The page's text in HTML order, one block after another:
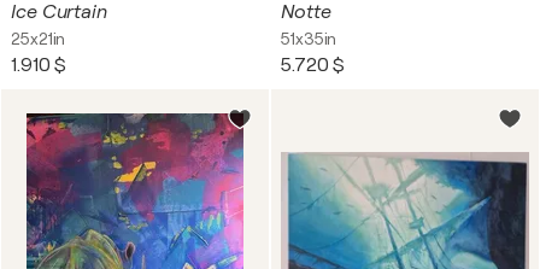
Ice Curtain
25x21in
1.910 $
Notte
51x35in
5.720 $